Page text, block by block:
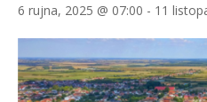
6 rujna, 2025 @ 07:00 - 11